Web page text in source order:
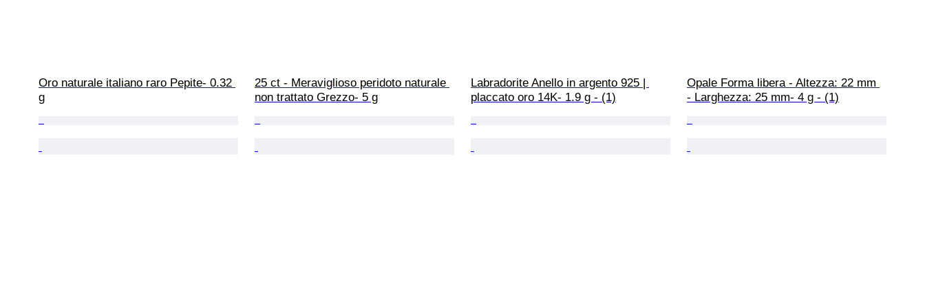
Oro naturale italiano raro Pepite- 0.32
g
25 ct - Meraviglioso peridoto naturale
non trattato Grezzo- 5 g
Labradorite Anello in argento 925 |
placcato oro 14K- 1.9 g - (1)
Opale Forma libera - Altezza: 22 mm
- Larghezza: 25 mm- 4 g - (1)